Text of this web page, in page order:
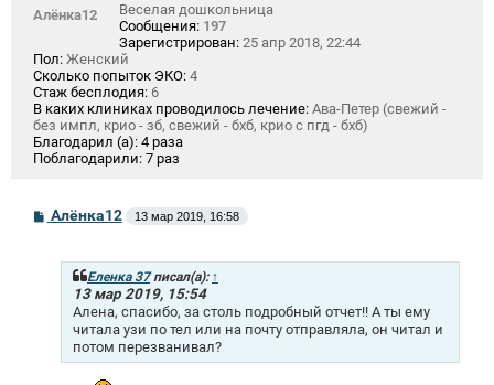
Алёнка12
Веселая дошкольница
Сообщения: 197
Зарегистрирован: 25 апр 2018, 22:44
Пол: Женский
Сколько попыток ЭКО: 4
Стаж бесплодия: 6
В каких клиниках проводилось лечение: Ава-Петер (свежий -
без импл, крио - зб, свежий - бхб, крио с пгд - бхб)
Благодарил (а): 4 раза
Поблагодарили: 7 раз
С
Алёнка12 13 мар 2019, 16:58
Еленка 37писал(а): ↑
13 мар 2019, 15:54
Алена, спасибо, за столь подробный отчет!! А ты ему
читала узи по тел или на почту отправляла, он читал и
потом перезванивал?